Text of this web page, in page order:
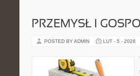
PRZEMYSŁ I
POSTED BY ADMIN LUT - 5 - 2026